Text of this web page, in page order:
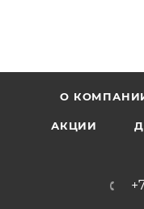
О
АКЦИИ